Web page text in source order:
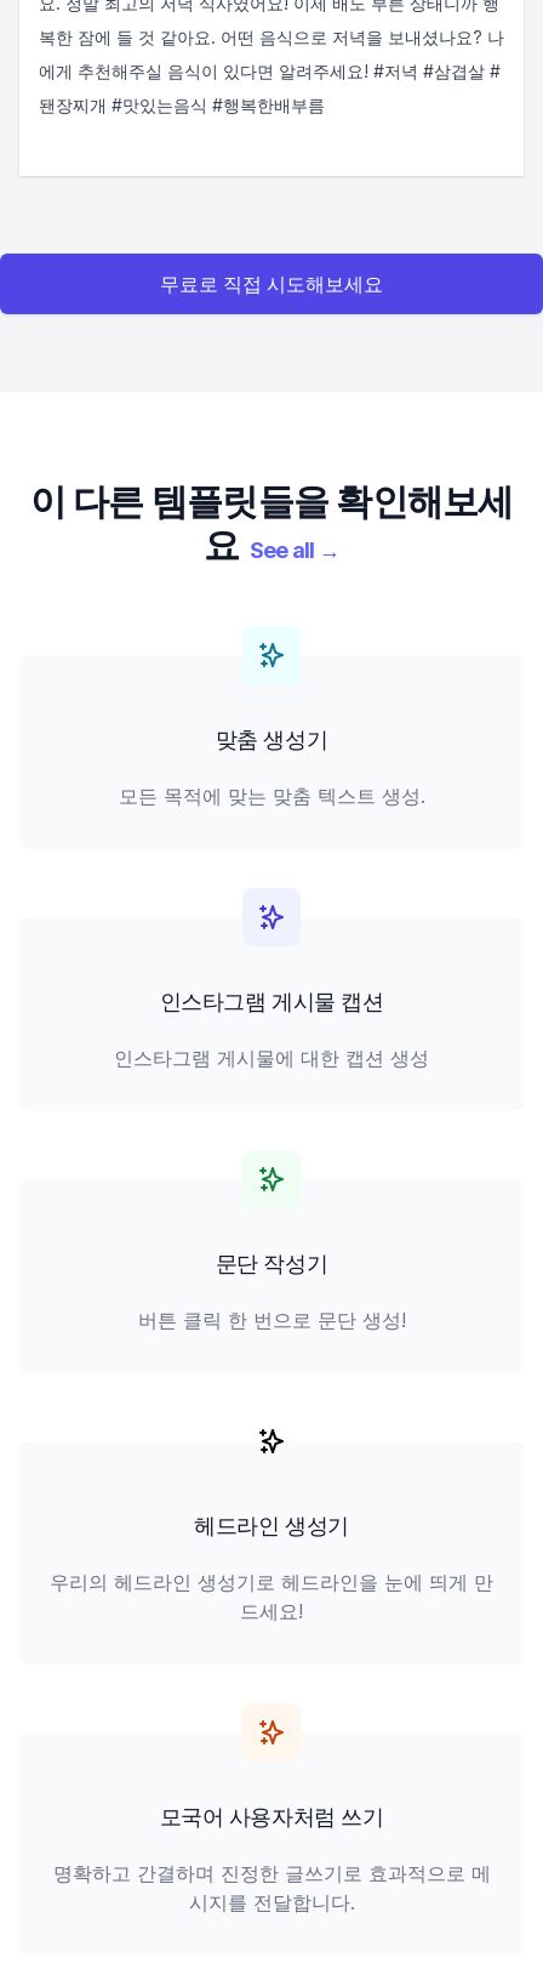
복한 잠에 들 것 같아요. 어떤 음식으로 저녁을 보내셨나요? 나
에게 추천해주실 음식이 있다면 알려주세요! #저녁 #삼겹살 #
됀장찌개 #맛있는음식 #행복한배부름
무료로 직접 시도해보세요
이 다른 템플릿들을 확인해보세
요 See all →
맞춤 생성기
모든 목적에 맞는 맞춤 텍스트 생성.
인스타그램 게시물 캡션
인스타그램 게시물에 대한 캡션 생성
문단 작성기
버튼 클릭 한 번으로 문단 생성!
헤드라인 생성기
우리의 헤드라인 생성기로 헤드라인을 눈에 띄게 만
드세요!
모국어 사용자처럼 쓰기
명확하고 간결하며 진정한 글쓰기로 효과적으로 메
시지를 전달합니다.